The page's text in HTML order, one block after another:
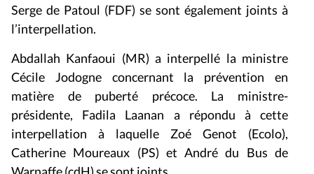
Serge de Patoul (FDF) se sont également joints à
l’interpellation.
Abdallah Kanfaoui (MR) a interpellé la ministre
Cécile Jodogne concernant la prévention en
matière de puberté précoce. La ministre-
présidente, Fadila Laanan a répondu à cette
interpellation à laquelle Zoé Genot (Ecolo),
Catherine Moureaux (PS) et André du Bus de